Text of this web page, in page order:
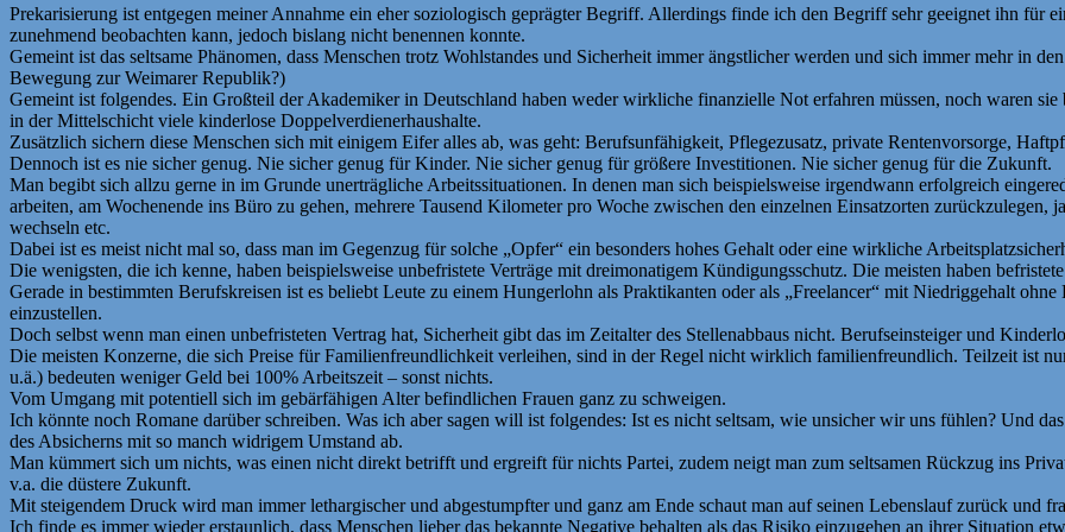
Prekarisierung ist entgegen meiner Annahme ein eher soziologisch geprägter Begriff. Allerdings finde ich den Begriff sehr geeignet ihn für
zunehmend beobachten kann, jedoch bislang nicht benennen konnte.
Gemeint ist das seltsame Phänomen, dass Menschen trotz Wohlstandes und Sicherheit immer ängstlicher werden und sich immer mehr in
Bewegung zur Weimarer Republik?)
Gemeint ist folgendes. Ein Großteil der Akademiker in Deutschland haben weder wirkliche finanzielle Not erfahren müssen, noch waren
in der Mittelschicht viele kinderlose Doppelverdienerhaushalte.
Zusätzlich sichern diese Menschen sich mit einigem Eifer alles ab, was geht: Berufsunfähigkeit, Pflegezusatz, private Rentenvorsorge,
Dennoch ist es nie sicher genug. Nie sicher genug für Kinder. Nie sicher genug für größere Investitionen. Nie sicher genug für die Zukunft.
Man begibt sich allzu gerne in im Grunde unerträgliche Arbeitssituationen. In denen man sich beispielsweise irgendwann erfolgreich
arbeiten, am Wochenende ins Büro zu gehen, mehrere Tausend Kilometer pro Woche zwischen den einzelnen Einsatzorten
wechseln etc.
Dabei ist es meist nicht mal so, dass man im Gegenzug für solche „Opfer“ ein besonders hohes Gehalt oder eine wirkliche
Die wenigsten, die ich kenne, haben beispielsweise unbefristete Verträge mit dreimonatigem Kündigungsschutz. Die meisten haben
Gerade in bestimmten Berufskreisen ist es beliebt Leute zu einem Hungerlohn als Praktikanten oder als „Freelancer“ mit Niedriggehalt
einzustellen.
Doch selbst wenn man einen unbefristeten Vertrag hat, Sicherheit gibt das im Zeitalter des Stellenabbaus nicht. Berufseinsteiger und
Die meisten Konzerne, die sich Preise für Familienfreundlichkeit verleihen, sind in der Regel nicht wirklich familienfreundlich. Teilzeit ist
u.ä.) bedeuten weniger Geld bei 100% Arbeitszeit – sonst nichts.
Vom Umgang mit potentiell sich im gebärfähigen Alter befindlichen Frauen ganz zu schweigen.
Ich könnte noch Romane darüber schreiben. Was ich aber sagen will ist folgendes: Ist es nicht seltsam, wie unsicher wir uns fühlen? Und
des Absicherns mit so manch widrigem Umstand ab.
Man kümmert sich um nichts, was einen nicht direkt betrifft und ergreift für nichts Partei, zudem neigt man zum seltsamen Rückzug ins
v.a. die düstere Zukunft.
Mit steigendem Druck wird man immer lethargischer und abgestumpfter und ganz am Ende schaut man auf seinen Lebenslauf zurück und
Ich finde es immer wieder erstaunlich, dass Menschen lieber das bekannte Negative behalten als das Risiko einzugehen an ihrer Situation